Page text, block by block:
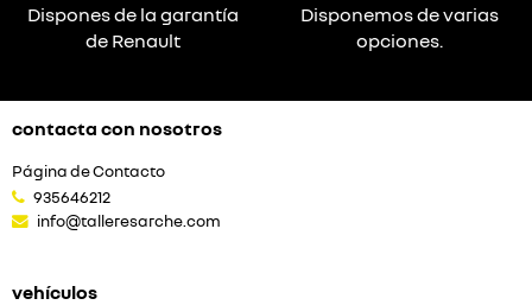
Dispones de la garantía
de Renault
Disponemos de varias
opciones.
contacta con nosotros
Página de Contacto
935646212
info@talleresarche.com
vehículos